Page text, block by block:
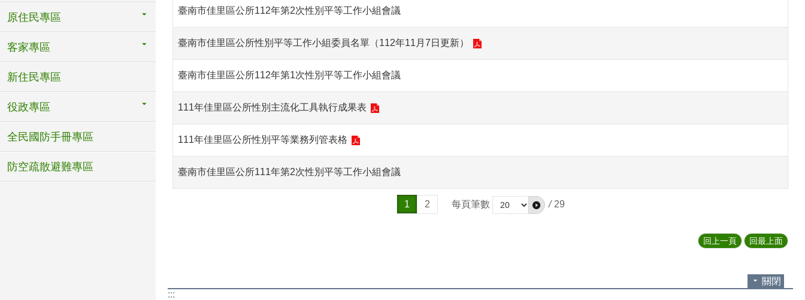
原住民專區
客家專區
新住民專區
役政專區
全民國防手冊專區
防空疏散避難專區
臺南市佳里區公所112年第2次性別平等工作小組會議
臺南市佳里區公所性別平等工作小組委員名單（112年11月7日更新）
臺南市佳里區公所112年第1次性別平等工作小組會議
111年佳里區公所性別主流化工具執行成果表
111年佳里區公所性別平等業務列管表格
臺南市佳里區公所111年第2次性別平等工作小組會議
1 2 每頁筆數 / 29
回上一頁 回最上面
關閉
:::